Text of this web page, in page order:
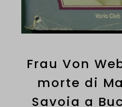
Frau Von
morte di
Savoia a